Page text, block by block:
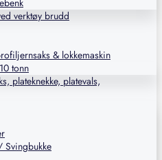
verktøy brudd
& lokkemaskin
tonn
plateknekke, platevals,
Svingbukke